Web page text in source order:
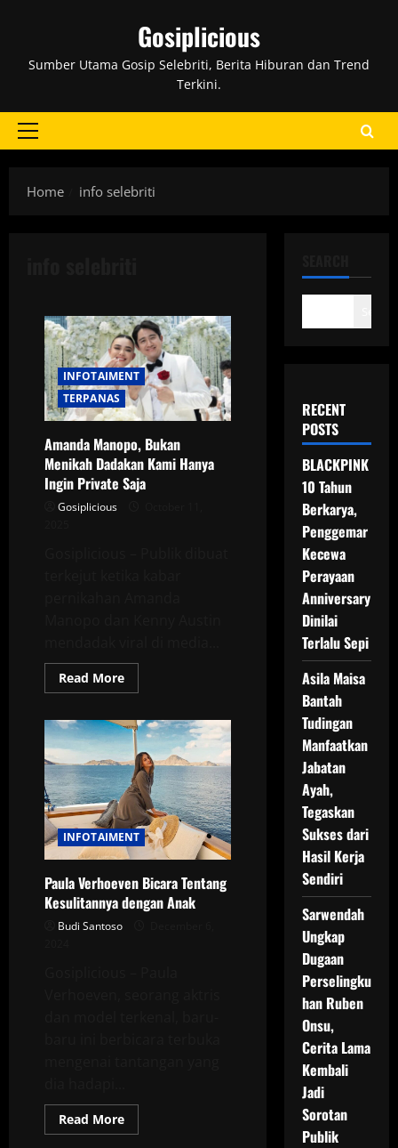
Gosiplicious
Sumber Utama Gosip Selebriti, Berita Hiburan dan Trend
Terkini.
Primary
Home
info selebriti
INFOTAIMENT
TERPANAS
Amanda Manopo, Bukan
Menikah Dadakan Kami Hanya
Ingin Private Saja
Gosiplicious
Read MoreRead
more
Manopo,
Bukan
Menikah
Dadakan
Kami
Hanya
Ingin Private Saja
INFOTAIMENT
Paula Verhoeven Bicara Tentang
Kesulitannya dengan Anak
Budi Santoso
Read MoreRead
more
RECENT
POSTS
BLACKPINK
10 Tahun
Berkarya,
Penggemar
Kecewa
Perayaan
Anniversary
Dinilai
Terlalu Sepi
Asila Maisa
Bantah
Tudingan
Manfaatkan
Jabatan
Ayah,
Tegaskan
Sukses dari
Hasil Kerja
Sendiri
Sarwendah
Ungkap
Dugaan
Perselingku
han Ruben
Onsu,
Cerita Lama
Kembali
Jadi
Sorotan
Publik